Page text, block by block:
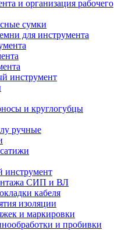
и организация рабочего
сумки
для инструмента
инструмент
и круглогубцы
ручные
инструмент
СИП и ВЛ
кабеля
изоляции
и маркировки
и пробивки